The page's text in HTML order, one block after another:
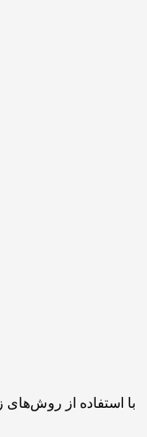
با استفاده از روش‌های